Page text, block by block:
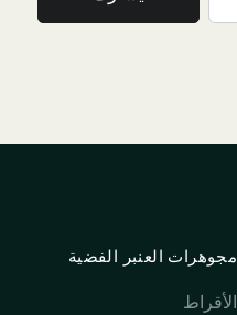
مجوهرات العنبر الفضية
الأقراط